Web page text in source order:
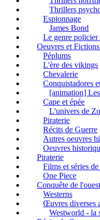
Thrillers
Espionnage
James Bond
Le genre policier
Oeuvres et
Péplums
L'ère des vikings
Chevalerie
Conquistadores
[animation]
Cape et épée
L'univers de
Piraterie
Récits de Guerre
Autres oeuvres
Oeuvres
Piraterie
Films et séries
One Piece
Conquête de l'ouest
Westerns
Œuvres diverses
Westworld - la